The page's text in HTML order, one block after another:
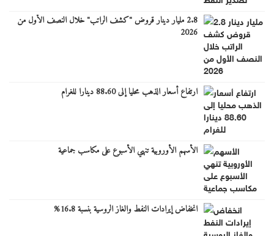
2.8 مليار دينار قروض "كشف الراتب" خلال النصف الأول من
2026
ارتفاع أسعار الذهب محليا إلى 88.60 دينارا للغرام
الأسهم الأوروبية تنهي الأسبوع على مكاسب جماعية
انخفاض إيرادات النفط والغاز الروسية بنسبة 16.8%